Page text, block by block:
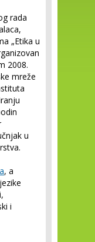
rada
„Etika u
2008.
mreže
u
, a
i